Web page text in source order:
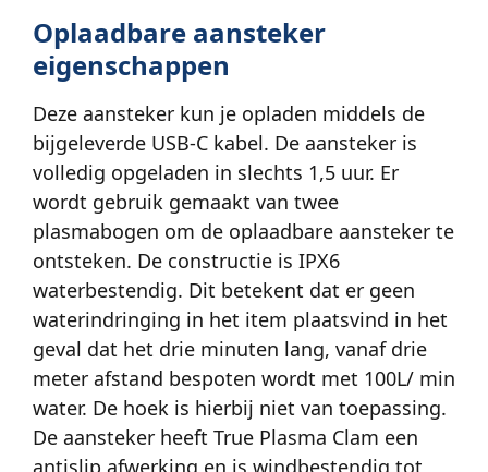
Oplaadbare aansteker
eigenschappen
Deze aansteker kun je opladen middels de
bijgeleverde USB-C kabel. De aansteker is
volledig opgeladen in slechts 1,5 uur. Er
wordt gebruik gemaakt van twee
plasmabogen om de oplaadbare aansteker te
ontsteken. De constructie is IPX6
waterbestendig. Dit betekent dat er geen
waterindringing in het item plaatsvind in het
geval dat het drie minuten lang, vanaf drie
meter afstand bespoten wordt met 100L/ min
water. De hoek is hierbij niet van toepassing.
De aansteker heeft True Plasma Clam een
antislip afwerking en is windbestendig tot